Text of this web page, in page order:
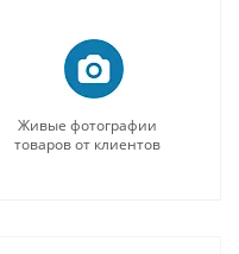
Живые фотографии
товаров от клиентов